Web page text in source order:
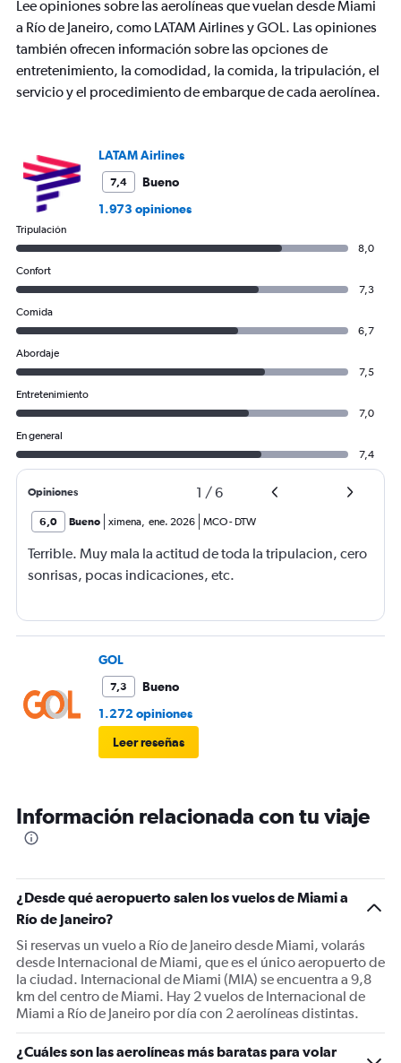
1
Y
axis
Number
of
to
15.
Lee opiniones sobre las aerolíneas que vuelan desde Miami
a Río de Janeiro, como LATAM Airlines y GOL. Las opiniones
también ofrecen información sobre las opciones de
entretenimiento, la comodidad, la comida, la tripulación, el
servicio y el procedimiento de embarque de cada aerolínea.
LATAM Airlines
7,4
Bueno
1.973 opiniones
Tripulación
8,0
Confort
7,3
Comida
6,7
Abordaje
7,5
Entretenimiento
7,0
En general
7,4
Opiniones 1 /6
6,0 Bueno ximena, ene. 2026 MCO- DTW
Terrible. Muy mala la actitud de toda la tripulacion, cero
sonrisas, pocas indicaciones, etc.
GOL
7,3
Bueno
1.272 opiniones
Leer reseñas
Información relacionada con tu viaje
¿Desde qué aeropuerto salen los vuelos de Miami a
Río de Janeiro?
Si reservas un vuelo a Río de Janeiro desde Miami, volarás
desde Internacional de Miami, que es el único aeropuerto de
la ciudad. Internacional de Miami (MIA) se encuentra a 9,8
km del centro de Miami. Hay 2 vuelos de Internacional de
Miami a Río de Janeiro por día con 2 aerolíneas distintas.
¿Cuáles son las aerolíneas más baratas para volar